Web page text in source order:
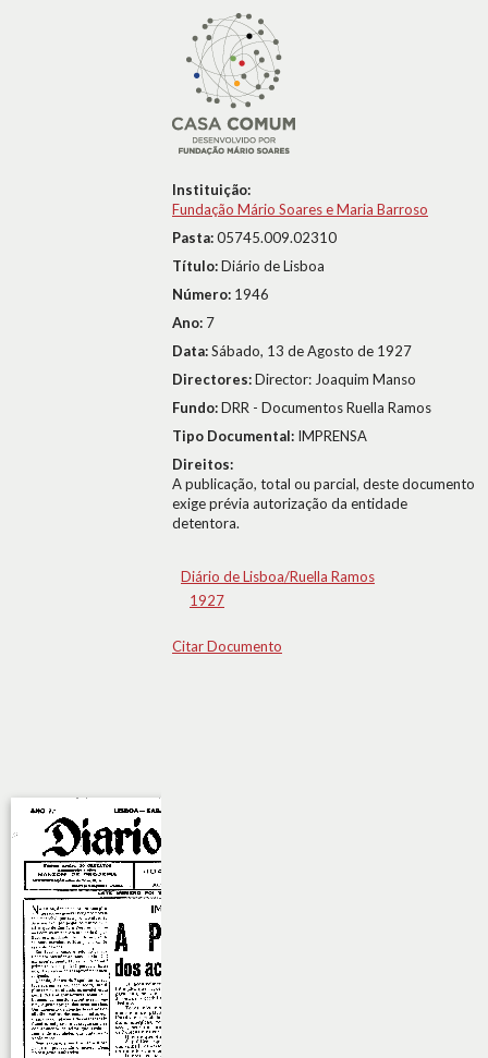
Instituição:
Fundação Mário Soares e Maria Barroso
Pasta:05745.009.02310
Título:Diário de Lisboa
Número: 1946
Ano: 7
Data:Sábado, 13 de Agosto de 1927
Directores:Director: Joaquim Manso
Fundo:DRR - Documentos Ruella Ramos
Tipo Documental: IMPRENSA
Direitos:
A publicação, total ou parcial, deste documento
exige prévia autorização da entidade
detentora.
Diário de Lisboa/Ruella Ramos
1927
Citar Documento